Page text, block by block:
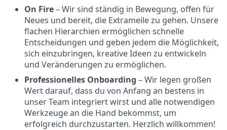
On Fire– Wir sind ständig in Bewegung, offen für
Neues und bereit, die Extrameile zu gehen. Unsere
flachen Hierarchien ermöglichen schnelle
Entscheidungen und geben jedem die Möglichkeit,
sich einzubringen, kreative Ideen zu entwickeln
und Veränderungen zu ermöglichen.
Professionelles Onboarding – Wir legen großen
Wert darauf, dass du von Anfang an bestens in
unser Team integriert wirst und alle notwendigen
Werkzeuge an die Hand bekommst, um
erfolgreich durchzustarten. Herzlich willkommen!